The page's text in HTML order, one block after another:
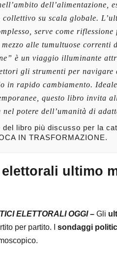
dell’alimentazione,
collettivo su scala globale.
serve come
alle tumultuose correnti
è un viaggio illuminante
gli strumenti per navigare
in rapido cambiamento.
questo libro invita
potere dell’umanità di
del libro più discusso per la
IN TRASFORMAZIONE.
ultimo
ELETTORALI OGGI – Gli
per partito. I
sondaggi